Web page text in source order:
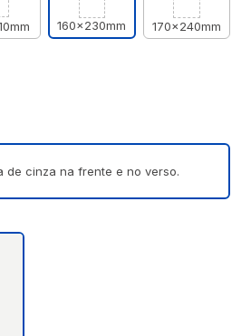
160x230mm 170x240mm
de cinza na frente e no verso.